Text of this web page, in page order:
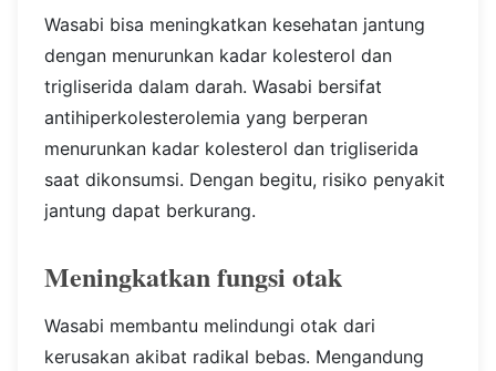
Wasabi bisa meningkatkan kesehatan jantung
dengan menurunkan kadar kolesterol dan
trigliserida dalam darah. Wasabi bersifat
antihiperkolesterolemia yang berperan
menurunkan kadar kolesterol dan trigliserida
saat dikonsumsi. Dengan begitu, risiko penyakit
jantung dapat berkurang.
Meningkatkan fungsi otak
Wasabi membantu melindungi otak dari
kerusakan akibat radikal bebas. Mengandung